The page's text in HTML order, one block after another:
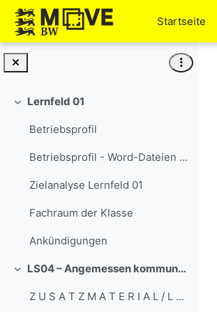
Zum Hauptinhalt
Startseite
Einklappen
Lernfeld 01
Betriebsprofil
Betriebsprofil - Word-Dateien für die Lehrkräfte
Zielanalyse Lernfeld 01
Fachraum der Klasse
Ankündigungen
Einklappen LS04 – Angemessen kommunizieren
Z U S A T Z M A T E R I A L / L E H R K R A F T